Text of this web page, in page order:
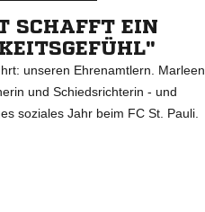
SCHAFFT EIN
unseren Ehrenamtlern. Marleen
und Schiedsrichterin - und
soziales Jahr beim FC St. Pauli.